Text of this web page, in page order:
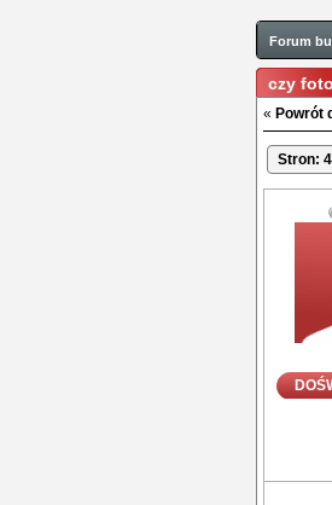
Forum
czy
« Powrót
Stron: